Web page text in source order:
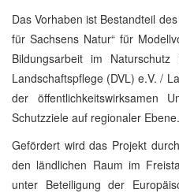
Das Vorhaben ist Bestandteil
für Sachsens Natur“ für
Bildungsarbeit im
Landschaftspflege (DVL) e.V. /
der öffentlichkeitswirksamen
Schutzziele auf regionaler Ebene.
Gefördert wird das Projekt
den ländlichen Raum im
unter Beteiligung der